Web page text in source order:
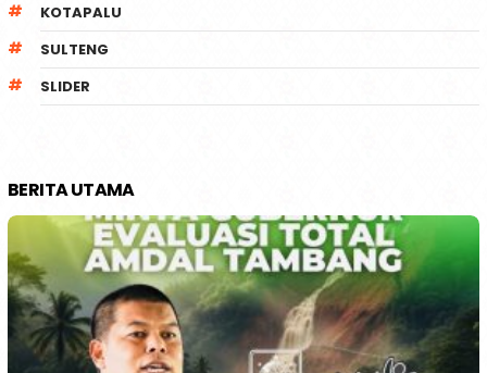
KOTAPALU
SULTENG
SLIDER
BERITA UTAMA